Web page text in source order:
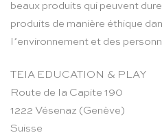
beaux produits qui peuvent
produits de manière éthique
l’environnement et des
TEIA EDUCATION & PLAY
Route de la Capite 190
1222 Vésenaz (Genève)
Suisse